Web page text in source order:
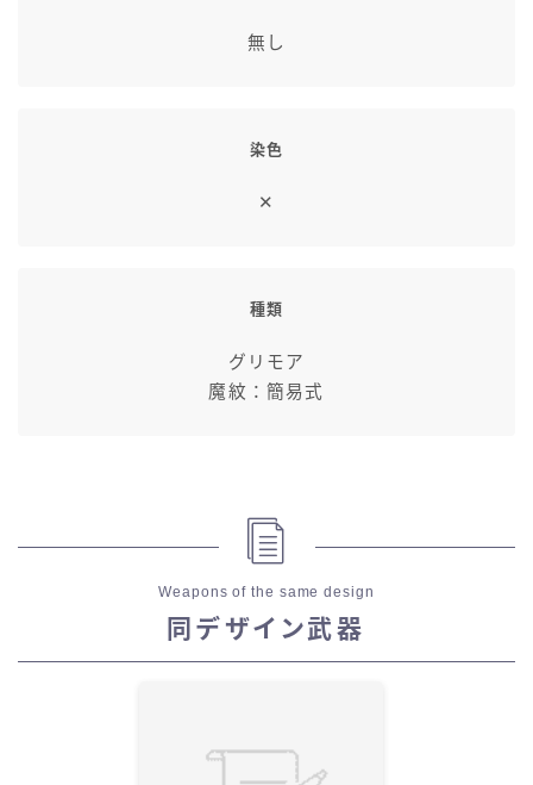
無し
染色
✕
種類
グリモア
魔紋：簡易式
Weapons of the same design
同デザイン武器